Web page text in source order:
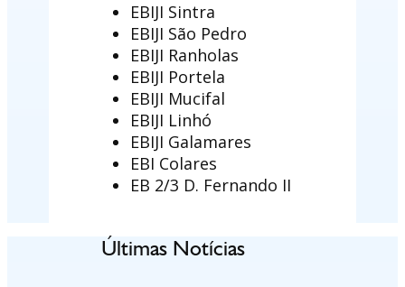
EBIJI Sintra
EBIJI São Pedro
EBIJI Ranholas
EBIJI Portela
EBIJI Mucifal
EBIJI Linhó
EBIJI Galamares
EBI Colares
EB 2/3 D. Fernando II
Últimas Notícias